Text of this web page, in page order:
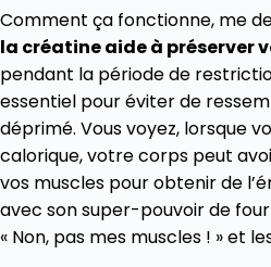
Comment ça fonctionne, me
la créatine aide à préserver
pendant la période de
essentiel pour éviter de
déprimé. Vous voyez, lorsque
calorique, votre corps peut
vos muscles pour obtenir de
avec son super-pouvoir de
« Non, pas mes muscles ! » et